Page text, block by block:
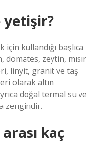
yetişir?
kullandığı başlıca
zeytin, mısır
linyit, granit ve taş
olarak altın
doğal termal su ve
zengindir.
kaç